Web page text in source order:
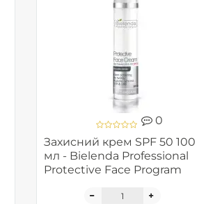
0
Захисний крем SPF 50 100
мл - Bielenda Professional
Protective Face Program